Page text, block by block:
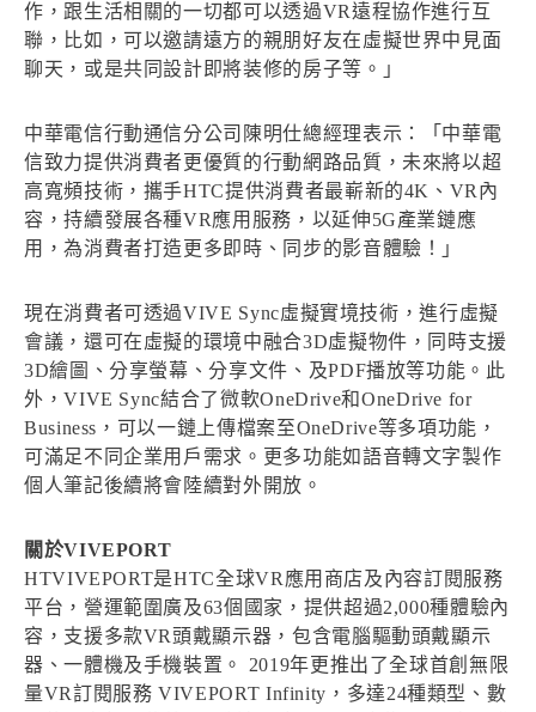
作，跟生活相關的一切都可以透過VR遠程協作進行互
聯，比如，可以邀請遠方的親朋好友在虛擬世界中見面
聊天，或是共同設計即將装修的房子等。」
中華電信行動通信分公司陳明仕總經理表示：「中華電
信致力提供消費者更優質的行動網路品質，未來將以超
高寬頻技術，攜手HTC提供消費者最嶄新的4K、VR內
容，持續發展各種VR應用服務，以延伸5G產業鏈應
用，為消費者打造更多即時、同步的影音體驗！」
現在消費者可透過VIVE Sync虛擬實境技術，進行虛擬
會議，還可在虛擬的環境中融合3D虛擬物件，同時支援
3D繪圖、分享螢幕、分享文件、及PDF播放等功能。此
外，VIVE Sync結合了微軟OneDrive和OneDrive for
Business，可以一鏈上傳檔案至OneDrive等多項功能，
可滿足不同企業用戶需求。更多功能如語音轉文字製作
個人筆記後續將會陸續對外開放。
關於VIVEPORT
HTVIVEPORT是HTC全球VR應用商店及內容訂閱服務
平台，營運範圍廣及63個國家，提供超過2,000種體驗內
容，支援多款VR頭戴顯示器，包含電腦驅動頭戴顯示
器、一體機及手機裝置。 2019年更推出了全球首創無限
量VR訂閱服務 VIVEPORT Infinity，多達24種類型、數